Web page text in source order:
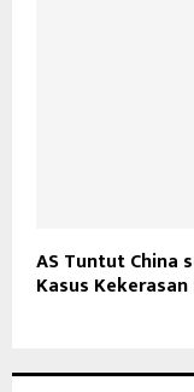
AS Tuntut China
Kasus